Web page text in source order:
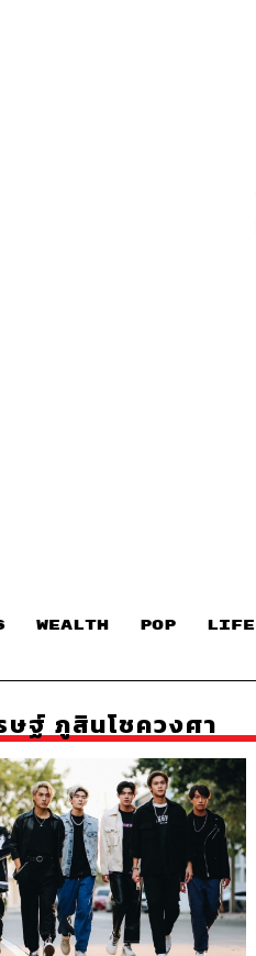
WEALTH POP LIFE
ฐ์ ภูสินโชควงศา